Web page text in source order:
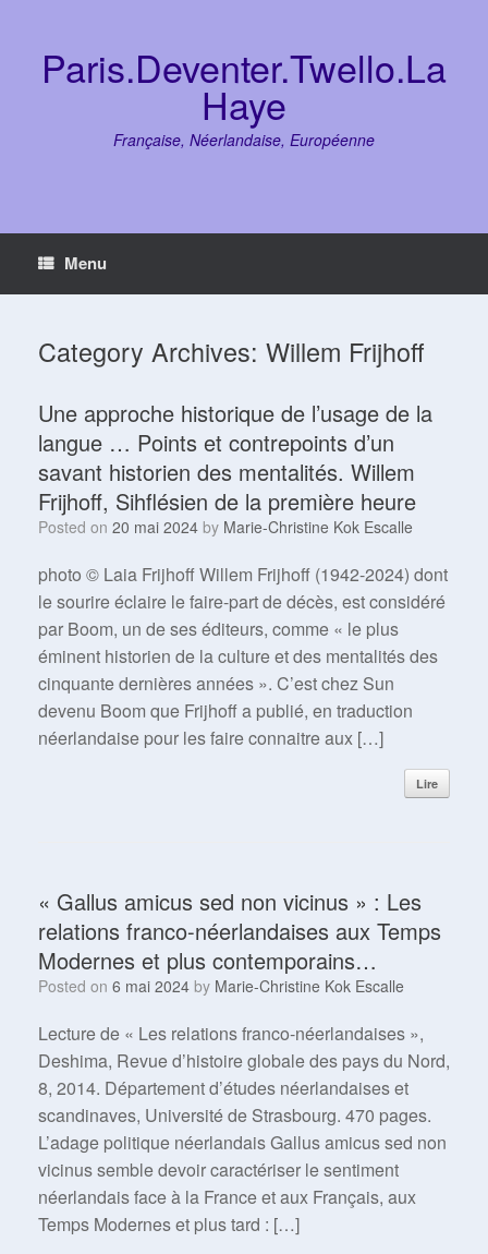
contentParis.Deventer.Twello.La
Haye
Française, Néerlandaise, Européenne
Menu
Category Archives: Willem Frijhoff
Une approche historique de l’usage de la
langue … Points et contrepoints d’un
savant historien des mentalités. Willem
Frijhoff, Sihflésien de la première heure
Posted on 20 mai 2024 by Marie-Christine Kok Escalle
photo © Laia Frijhoff Willem Frijhoff (1942-2024) dont
le sourire éclaire le faire-part de décès, est considéré
par Boom, un de ses éditeurs, comme « le plus
éminent historien de la culture et des mentalités des
cinquante dernières années ». C’est chez Sun
devenu Boom que Frijhoff a publié, en traduction
néerlandaise pour les faire connaitre aux […]
Lire
« Gallus amicus sed non vicinus » : Les
relations franco-néerlandaises aux Temps
Modernes et plus contemporains…
Posted on 6 mai 2024 by Marie-Christine Kok Escalle
Lecture de « Les relations franco-néerlandaises »,
Deshima, Revue d’histoire globale des pays du Nord,
8, 2014. Département d’études néerlandaises et
scandinaves, Université de Strasbourg. 470 pages.
L’adage politique néerlandais Gallus amicus sed non
vicinus semble devoir caractériser le sentiment
néerlandais face à la France et aux Français, aux
Temps Modernes et plus tard : […]